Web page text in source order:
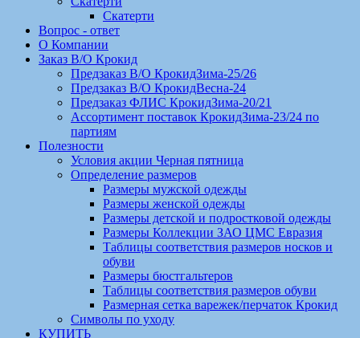
Скатерти
Вопрос - ответ
О Компании
Заказ В/О Крокид
Предзаказ В/О КрокидЗима-25/26
Предзаказ В/О КрокидВесна-24
Предзаказ ФЛИС КрокидЗима-20/21
Ассортимент поставок КрокидЗима-23/24 по
партиям
Полезности
Условия акции Черная пятница
Определение размеров
Размеры мужской одежды
Размеры женской одежды
Размеры детской и подростковой одежды
Размеры Коллекции ЗАО ЦМС Евразия
Таблицы соответствия размеров носков и
обуви
Размеры бюстгальтеров
Таблицы соответствия размеров обуви
Размерная сетка варежек/перчаток Крокид
Символы по уходу
КУПИТЬ